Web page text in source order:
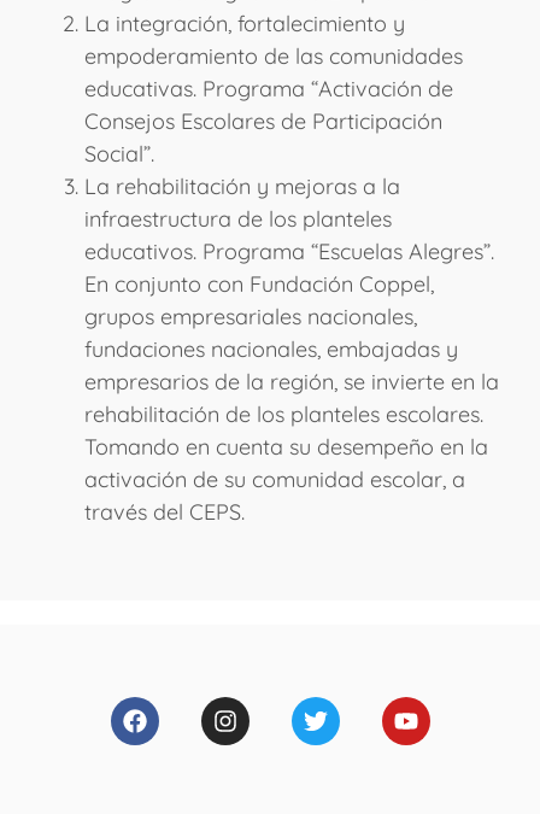
La integración, fortalecimiento y
empoderamiento de las comunidades
educativas. Programa “Activación de
Consejos Escolares de Participación
Social”.
La rehabilitación y mejoras a la
infraestructura de los planteles
educativos. Programa “Escuelas Alegres”.
En conjunto con Fundación Coppel,
grupos empresariales nacionales,
fundaciones nacionales, embajadas y
empresarios de la región, se invierte en la
rehabilitación de los planteles escolares.
Tomando en cuenta su desempeño en la
activación de su comunidad escolar, a
través del CEPS.